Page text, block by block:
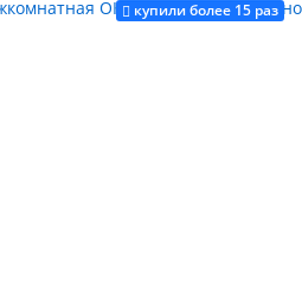
купили более 15 раз